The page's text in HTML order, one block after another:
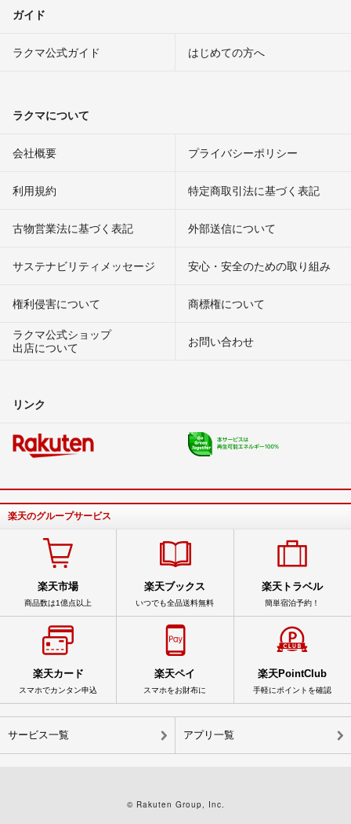
ガイド
ラクマ公式ガイド はじめての方へ
ラクマについて
会社概要 プライバシーポリシー
利用規約 特定商取引法に基づく表記
古物営業法に基づく表記 外部送信について
サステナビリティメッセージ 安心・安全のための取り組み
権利侵害について
商標権について
ラクマ公式ショップ
出店について
お問い合わせ
リンク
楽天のグループサービス
楽天市場
商品数は1億点以上
楽天ブックス
いつでも全品送料無料
楽天トラベル
簡単宿泊予約！
楽天カード
スマホでカンタン申込
楽天ペイ
スマホをお財布に
楽天PointClub
手軽にポイントを確認
サービス一覧 アプリ一覧
© Rakuten Group, Inc.